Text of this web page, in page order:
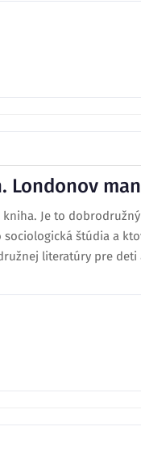
Londonov
Je to
štúdia a
literatúry pre